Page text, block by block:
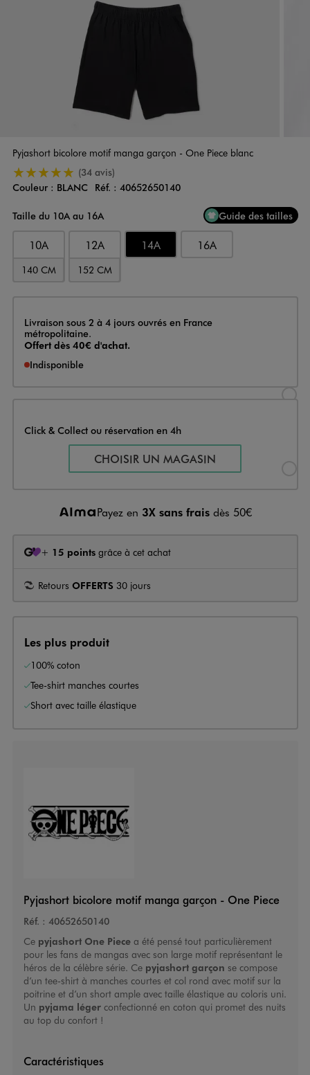
Pyjashort bicolore motif manga garçon - One Piece blanc
5/5 de moyenne(34 avis)
Couleur
Couleur : BLANC Réf. : 40652650140
Taille du 10A au 16A
Guide des tailles
10A
140 CM
12A
152 CM
14A 16A
Livraison
Livraison sous 2 à 4 jours ouvrés en France
métropolitaine.
Offert dès 40€ d'achat.
Indisponible
Click & Collect ou réservation en 4h
Sélectionner l’option de
CHOISIR UN MAGASIN
Payez en 3X sans frais dès 50€
+ 15 points grâce à cet achat
Retours OFFERTS 30 jours
Les plus produit
100% coton
Tee-shirt manches courtes
Short avec taille élastique
Pyjashort bicolore motif manga garçon - One Piece
Réf. : 40652650140
Ce pyjashort One Piecea été pensé tout particulièrement
pour les fans de mangas avec son large motif représentant le
héros de la célèbre série. Ce pyjashort garçon se compose
d’un tee-shirt à manches courtes et col rond avec motif sur la
poitrine et d’un short ample avec taille élastique au coloris uni.
Un pyjama légerconfectionné en coton qui promet des nuits
au top du confort !
Caractéristiques